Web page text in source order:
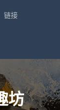
链接
坊